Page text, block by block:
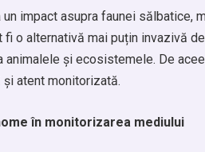
un impact asupra faunei
fi o alternativă mai puțin invazivă
animalele și ecosistemele. De
atent monitorizată.
în monitorizarea mediului